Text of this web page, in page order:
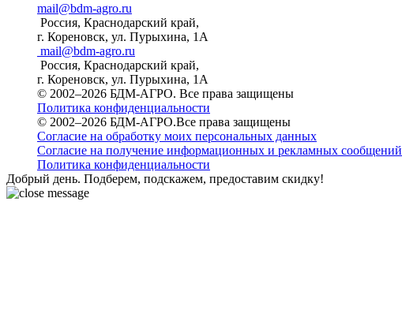
mail@bdm-agro.ru
Россия, Краснодарский край,
г. Кореновск, ул. Пурыхина, 1А
mail@bdm-agro.ru
Россия, Краснодарский край,
г. Кореновск, ул. Пурыхина, 1А
© 2002–2026 БДМ-АГРО. Все права защищены
Политика конфиденциальности
© 2002–2026 БДМ-АГРО.Все права защищены
Согласие на обработку моих персональных данных
Согласие на получение информационных и рекламных сообщений
Политика конфиденциальности
Добрый день. Подберем, подскажем, предоставим скидку!